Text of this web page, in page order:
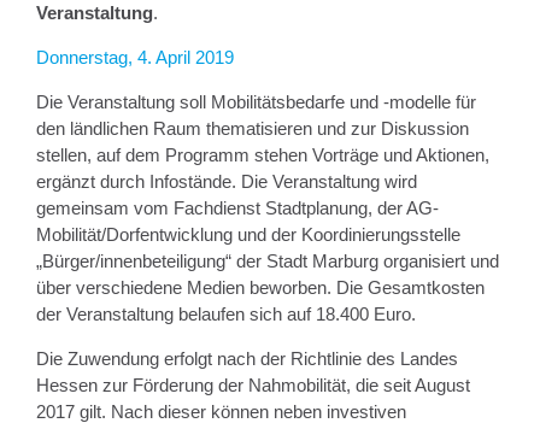
Veranstaltung.
Donnerstag, 4. April 2019
Die Veranstaltung soll Mobilitätsbedarfe und -modelle für
den ländlichen Raum thematisieren und zur Diskussion
stellen, auf dem Programm stehen Vorträge und Aktionen,
ergänzt durch Infostände. Die Veranstaltung wird
gemeinsam vom Fachdienst Stadtplanung, der AG-
Mobilität/Dorfentwicklung und der Koordinierungsstelle
„Bürger/innenbeteiligung“ der Stadt Marburg organisiert und
über verschiedene Medien beworben. Die Gesamtkosten
der Veranstaltung belaufen sich auf 18.400 Euro.
Die Zuwendung erfolgt nach der Richtlinie des Landes
Hessen zur Förderung der Nahmobilität, die seit August
2017 gilt. Nach dieser können neben investiven